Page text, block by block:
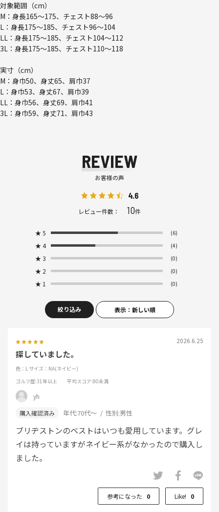
対象範囲（cm）
M：身長165～175、チェスト88～96
L：身長175～185、チェスト96～104
LL：身長175～185、チェスト104～112
3L：身長175～185、チェスト110～118
実寸（cm）
M：身巾50、身丈65、肩巾37
L：身巾53、身丈67、肩巾39
LL：身巾56、身丈69、肩巾41
3L：身巾59、身丈71、肩巾43
REVIEW
お客様の声
4.6
レビュー件数： 10件
★ 5 (6)
★ 4 (4)
★ 3 (0)
★ 2 (0)
★ 1 (0)
絞り込み 表示：新しい順
2026.6.25
探していました。
色：L サイズ：NA(ネイビー)
ゴルフ歴:31年以上 平均スコア:80未満
yh
年代:70代～ 性別:男性
ブリヂストンのベストはいつも愛用しています。グレ
イは持っていますがネイビー系がなかったので購入し
ました。
参考になった 0 Like! 0